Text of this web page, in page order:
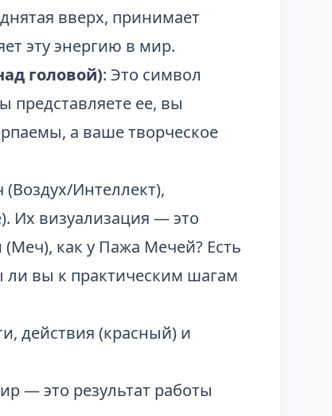
вверх, принимает
эту энергию в мир.
головой): Это символ
представляете ее, вы
а ваше творческое
Интеллект),
Их визуализация — это
(Меч), как у Пажа Мечей? Есть
ли вы к практическим шагам
действия (красный) и
— это результат работы